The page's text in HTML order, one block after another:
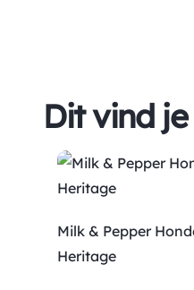
Dit vind
Milk & Pepper
Heritage